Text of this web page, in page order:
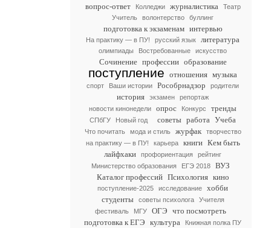
вопрос-ответ Колледжи журналистика
Театр
Учитель
волонтерство буллинг
подготовка к экзаменам интервью
На практику — в ПУ! русский язык литература
олимпиады Востребованные искусство
Сочинение профессии образование
поступление отношения музыка
спорт Ваши истории Рособрнадзор родители
история экзамен
репортаж
новости кинонедели
опрос Конкурс тренды
СПбГУ Новый год советы работа Учеба
Что почитать мода и стиль журфак
творчество
на практику — в ПУ!
карьера книги Кем быть
лайфхаки
профориентация
рейтинг
Министерство образования
ЕГЭ 2018
ВУЗ
Каталог профессий Психология кино
поступление-2025 исследование
хобби
студенты
советы психолога
Учителя
фестиваль
МГУ ОГЭ что посмотреть
подготовка к ЕГЭ культура
Книжная полка ПУ